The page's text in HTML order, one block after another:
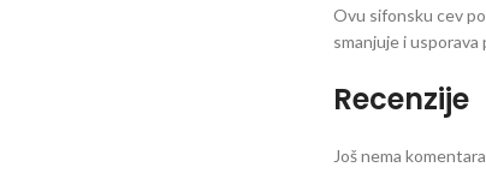
Ovu sifonsku cev
smanjuje i
Recenzije
Još nema